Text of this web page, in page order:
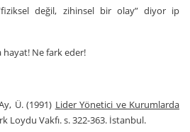
değil, zihinsel bir olay” diyor ip
hayat! Ne fark eder!
Ü. (1991) Lider Yönetici ve Kurumlarda
Loydu Vakfı. s. 322-363. İstanbul.